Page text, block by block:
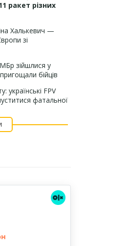
ракет різних
Халькевич —
зі
зійшлися у
бійців
українські FPV
фатальної